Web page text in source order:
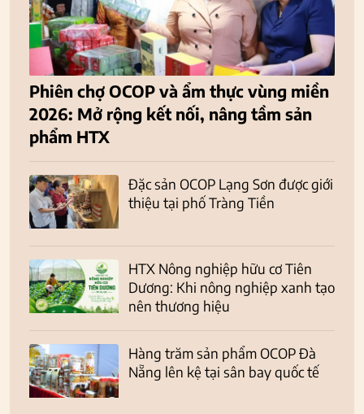
Phiên chợ OCOP và ẩm thực vùng miền
2026: Mở rộng kết nối, nâng tầm sản
phẩm HTX
Đặc sản OCOP Lạng Sơn được giới
thiệu tại phố Tràng Tiền
HTX Nông nghiệp hữu cơ Tiên
Dương: Khi nông nghiệp xanh tạo
nên thương hiệu
Hàng trăm sản phẩm OCOP Đà
Nẵng lên kệ tại sân bay quốc tế